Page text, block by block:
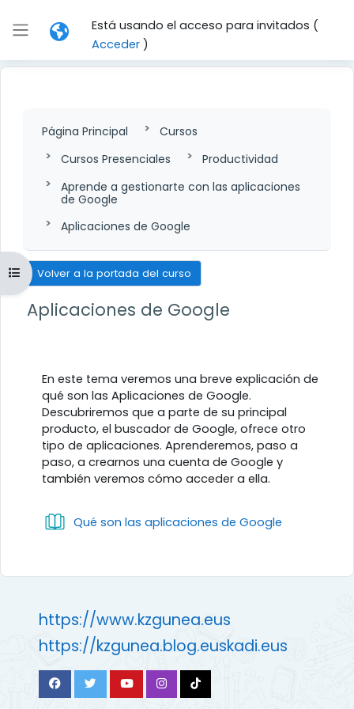
Panel lateral
Está usando el acceso para invitados (
Acceder)
Abrir índice del curso
Página Principal
Cursos
Cursos Presenciales
Productividad
Aprende a gestionarte con las aplicaciones
de Google
Aplicaciones de Google
Volver a la portada del curso
Aplicaciones de Google
En este tema veremos una breve explicación de
qué son las Aplicaciones de Google.
Descubriremos que a parte de su principal
producto, el buscador de Google, ofrece otro
tipo de aplicaciones. Aprenderemos, paso a
paso, a crearnos una cuenta de Google y
también veremos cómo acceder a ella.
Qué son las aplicaciones de Google
https://www.kzgunea.eus
https://kzgunea.blog.euskadi.eus